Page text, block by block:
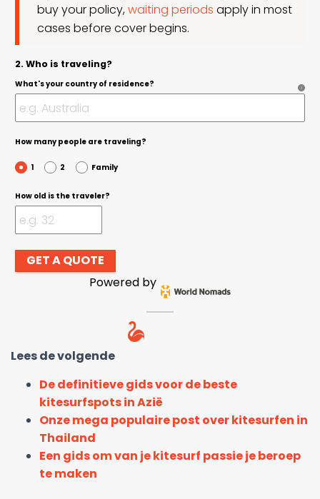
buy your policy,waiting periods apply in most
cases before cover begins.
2. Who is traveling?
What's your country of residence?
How many people are traveling?
1 2 Family
How old is the traveler?
GET A QUOTE
Powered by
Lees de volgende
De definitieve gids voor de beste
kitesurfspots in Azië
Onze mega populaire post over kitesurfen in
Thailand
Een gids om van je kitesurf passie je beroep
te maken